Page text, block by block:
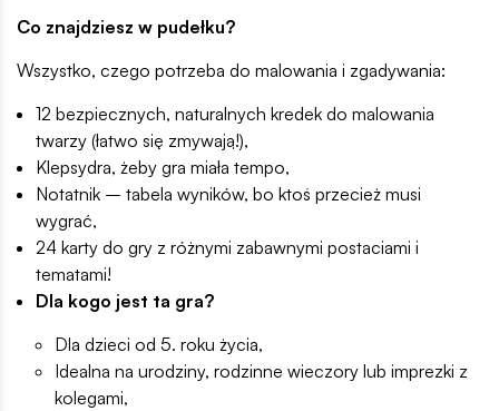
Co znajdziesz w pudełku?
Wszystko, czego potrzeba do malowania i zgadywania:
12 bezpiecznych, naturalnych kredek do malowania
twarzy (łatwo się zmywają!),
Klepsydra, żeby gra miała tempo,
Notatnik – tabela wyników, bo ktoś przecież musi
wygrać,
24 karty do gry z różnymi zabawnymi postaciami i
tematami!
Dla kogo jest ta gra?
Dla dzieci od 5. roku życia,
Idealna na urodziny, rodzinne wieczory lub imprezki z
kolegami,